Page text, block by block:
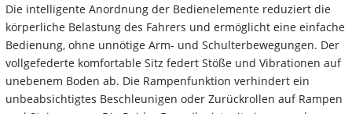
Die intelligente Anordnung der Bedienelemente reduziert die
körperliche Belastung des Fahrers und ermöglicht eine einfache
Bedienung, ohne unnötige Arm- und Schulterbewegungen. Der
vollgefederte komfortable Sitz federt Stöße und Vibrationen auf
unebenem Boden ab. Die Rampenfunktion verhindert ein
unbeabsichtigtes Beschleunigen oder Zurückrollen auf Rampen